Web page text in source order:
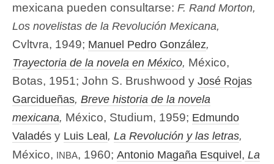
mexicana pueden consultarse: F. Rand Morton,
Los novelistas de la Revolución Mexicana,
Cvltvra, 1949; Manuel Pedro González,
Trayectoria de la novela en México, México,
Botas, 1951; John S. Brushwood y José Rojas
Garcidueñas, Breve historia de la novela
mexicana, México, Studium, 1959; Edmundo
Valadés y Luis Leal, La Revolución y las letras,
México, inba, 1960; Antonio Magaña Esquivel, La